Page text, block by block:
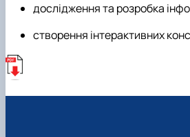
дослідження та розробка
створення інтерактивних